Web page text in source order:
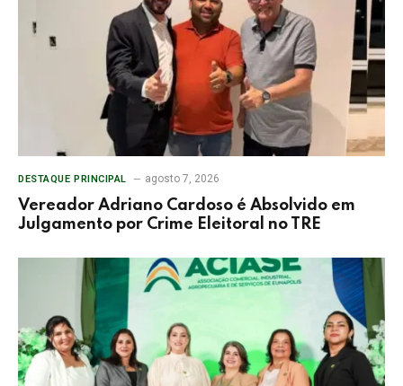
DESTAQUE PRINCIPAL agosto 7, 2026
Vereador Adriano Cardoso é Absolvido em
Julgamento por Crime Eleitoral no TRE